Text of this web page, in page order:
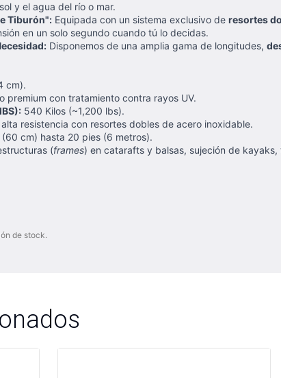
y el agua del río o mar.
Tiburón": Equipada con un sistema exclusivo de resortes
en un solo segundo cuando tú lo decidas.
Disponemos de una amplia gama de longitudes,
cm).
premium con tratamiento contra rayos UV.
540 Kilos (~1,200 lbs).
resistencia con resortes dobles de acero inoxidable.
(60 cm) hasta 20 pies (6 metros).
(frames) en catarafts y balsas, sujeción de
de stock.